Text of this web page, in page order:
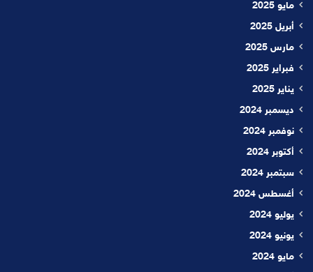
مايو 2025
أبريل 2025
مارس 2025
فبراير 2025
يناير 2025
ديسمبر 2024
نوفمبر 2024
أكتوبر 2024
سبتمبر 2024
أغسطس 2024
يوليو 2024
يونيو 2024
مايو 2024